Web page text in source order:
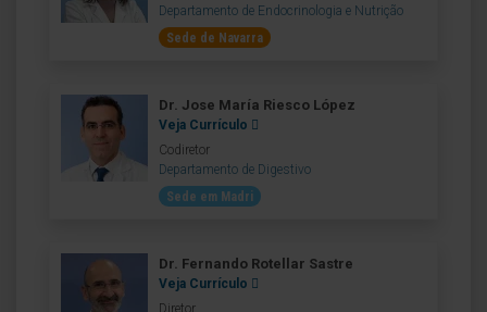
Departamento de Endocrinologia e Nutrição
Sede de Navarra
Dr. Jose María Riesco López
Veja Currículo
Codiretor
Departamento de Digestivo
Sede em Madri
Dr. Fernando Rotellar Sastre
Veja Currículo
Diretor